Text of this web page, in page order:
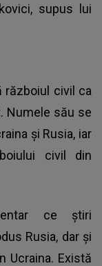
supus lui
războiul civil ca
Numele său se
şi Rusia, iar
civil din
ce ştiri
Rusia, dar şi
Ucraina. Există